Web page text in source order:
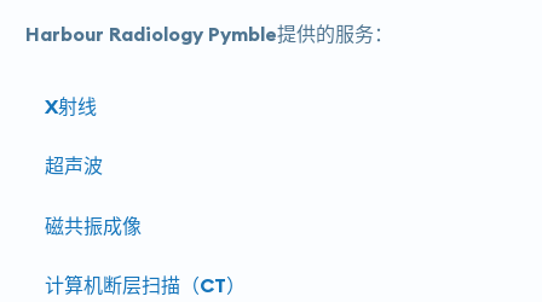
Harbour Ra​​diology Pymble提供的服务：
X射线
超声波
磁共振成像
计算机断层扫描（CT）